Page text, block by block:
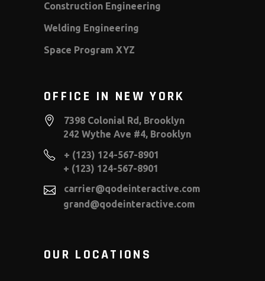
Construction Engineering
Welding Engineering
Space Program XYZ
OFFICE IN NEW YORK
7398 Colonial Rd, Brooklyn
242 Wythe Ave #4, Brooklyn
+ (123) 124-567-8901
+ (123) 124-567-8901
carrier@qodeinteractive.com
grand@qodeinteractive.com
OUR LOCATIONS